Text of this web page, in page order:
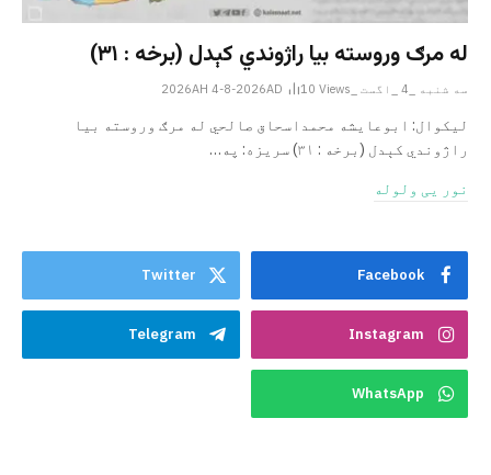
له مرګ وروسته بیا راژوندي کېدل (برخه : ۳۱)
سه شنبه _4 _اگست _2026AH 4-8-2026AD 10 Views
لیکوال: ابوعایشه محمداسحاق صالحي له مرګ وروسته بیا
راژوندي کېدل (برخه : ۳۱) سریزه: په…
نور یی ولوله
Facebook
Twitter
Instagram
Telegram
WhatsApp